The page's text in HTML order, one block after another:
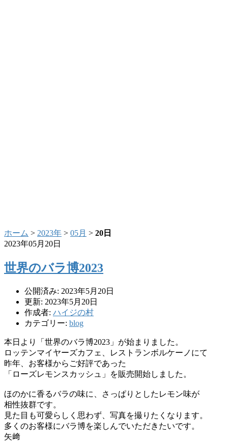
ホーム > 2023年 > 05月 > 20日
2023年05月20日
世界のバラ博2023
公開済み: 2023年5月20日
更新: 2023年5月20日
作成者: ハイジの村
カテゴリー: blog
本日より「世界のバラ博2023」が始まりました。
ロッテンマイヤーズカフェ、レストランボルケーノにて
昨年、お客様からご好評であった
「ローズレモンスカッシュ」を販売開始しました。
ほのかに香るバラの味に、さっぱりとしたレモン味が
相性抜群です。
見た目も可愛らしく思わず、写真を撮りたくなります。
多くのお客様にバラ博を楽しんでいただきたいです。
矢﨑